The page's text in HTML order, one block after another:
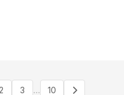
2 3 ... 10